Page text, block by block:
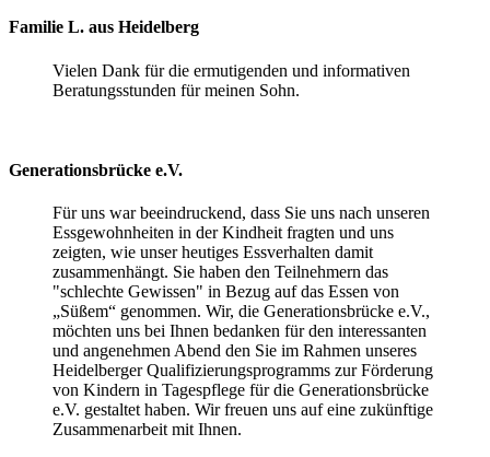
Familie L. aus Heidelberg
Vielen Dank für die ermutigenden und informativen
Beratungsstunden für meinen Sohn.
Generationsbrücke e.V.
Für uns war beeindruckend, dass Sie uns nach unseren
Essgewohnheiten in der Kindheit fragten und uns
zeigten, wie unser heutiges Essverhalten damit
zusammenhängt. Sie haben den Teilnehmern das
"schlechte Gewissen" in Bezug auf das Essen von
„Süßem“ genommen. Wir, die Generationsbrücke e.V.,
möchten uns bei Ihnen bedanken für den interessanten
und angenehmen Abend den Sie im Rahmen unseres
Heidelberger Qualifizierungsprogramms zur Förderung
von Kindern in Tagespflege für die Generationsbrücke
e.V. gestaltet haben. Wir freuen uns auf eine zukünftige
Zusammenarbeit mit Ihnen.